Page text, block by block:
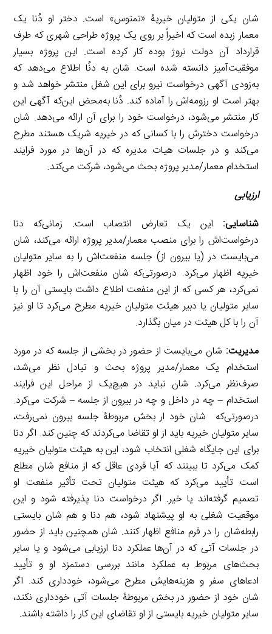
شان یکی از متولیان خیریۀ «تمنوس» است. دختر او دُنا یک
معمار زبده است که اخیراً بر روی یک پروژه طراحی شهری که طرف
قرارداد آن دولت نروژ بوده کار کرده است. این پروژه بسیار
موفقیت‌آمیز دانسته شده است. شان به دنُا اطلاع می‌دهد که
به‌زودی آگهی درخواست نیرو برای این شغل منتشر خواهد شد و
بهتر است او رزومه‌اش را آماده کند. دُنا به‌محض این‌که آگهی این
کار منتشر می‌شود، درخواست خود را برای آن ارائه می‌دهد. شان
درخواست دخترش را با کسانی که در خیریه شریک هستند مطرح
می‌کند و در جلسات هیات مدیره که در آن‌ها در مورد فرایند
استخدام معمار/مدیر پروژه بحث می‌شود، شرکت می‌کند.
ارزیابی
شناسایی: این یک تعارض انتصاب است. زمانی‌که دنا
درخواست‌اش را برای منصب معمار/مدیر پروژه ارائه می‌کند، شان
می‌بایست در (یا بیرون از) جلسه منفعت‌اش را به سایر متولیان
خیریه اظهار می‌کرد. درصورتی‌که شان منفعت‌اش را خود اظهار
نمی‌کرد، هر کسی که از این منفعت اطلاع داشت بایستی آن را با
سایر متولیان یا دبیر هیئت متولیان خیریه مطرح می‌کرد تا او نیز
آن را با کل هیئت در میان بگذارد.
مدیریت: شان می‌بایست از حضور در بخشی از جلسه که در مورد
استخدام یک معمار/مدیر پروژه بحث و تبادل نظر می‌شد،
صرف‌نظر می‌کرد. شان نباید در هیچ‌یک از مراحل این فرایند
استخدام – چه در داخل و چه در بیرون از جلسه – شرکت می‌کرد.
درصورتی‌که شان خود ار بخش مربوطۀ جلسه بیرون نمی‌رفت،
سایر متولیان خیریه باید از او تقاضا می‌کردند که چنین کند. اگر دنا
برای این جایگاه شغلی انتخاب شود، این به هیئت متولیان خیریه
کمک می‌کرد تا ببینند که آیا فردی عاقل که از منافع شان مطلع
است تأیید می‌کرد که هیئت متولیان تحت تأثیر منفعت او
تصمیم گرفته‌اند یا خیر. اگر درخواست دنا پذیرفته شود و این
موقعیت شغلی به او پیشنهاد شود، هم دنا و هم شان بایستی
رابطه‌شان را در فرم منافع اظهار کنند. شان همچنین باید از حضور
در جلسات آتی که در آن‌ها عملکرد دنا ارزیابی می‌شود و یا سایر
بحث‌های مربوط به عملکرد مانند بررسی دستمزد او و تأیید
ادعاهای سفر و هزینه‌هایش مطرح می‌شود، خودداری کند. اگر
شان خود از حضور در بخش مربوطۀ جلسات آتی خودداری نکند،
سایر متولیان خیریه بایستی از او تقاضای این کار را داشته باشند.